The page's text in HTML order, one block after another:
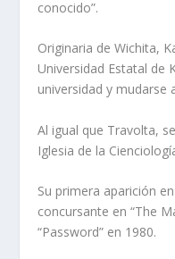
conocido”.
Originaria de Wichita,
Universidad Estatal de
universidad y mudarse
Al igual que Travolta,
Iglesia de la
Su primera aparición
concursante en “The
“Password” en 1980.